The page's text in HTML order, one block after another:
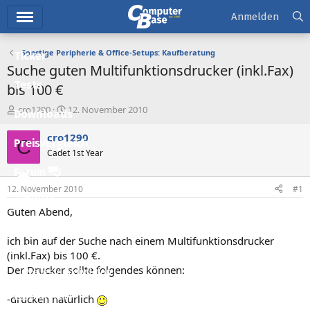
Ticker
Tests
Downloads
Preisvergleich
Forum
Aktuelles
Neue Beiträge
Neueste Aktivitäten
Leserartikel
Anmelden
Sonstige Peripherie & Office-Setups: Kaufberatung
Suche guten Multifunktionsdrucker (inkl.Fax)
bis 100 €
E
r
s
t
e
r
cro1290
E
r
s
e
l
t
a
m
12. November 2010
C cro1290
Cadet 1st Year
12. November 2010 #1
Guten Abend,
ich bin auf der Suche nach einem Multifunktionsdrucker
(inkl.Fax) bis 100 €.
Der Drucker sollte folgendes können:
-drucken natürlich